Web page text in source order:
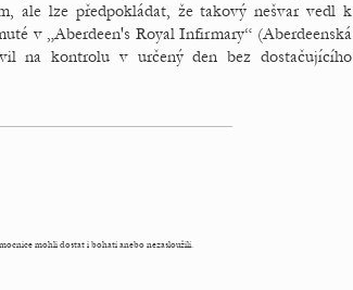
ale lze předpokládat, že takový nešvar vedl k
v „Aberdeen's Royal Infirmary“ (Aberdeenská
na kontrolu v určený den bez dostačujícího
mohli dostat i bohatí anebo nezasloužilí.